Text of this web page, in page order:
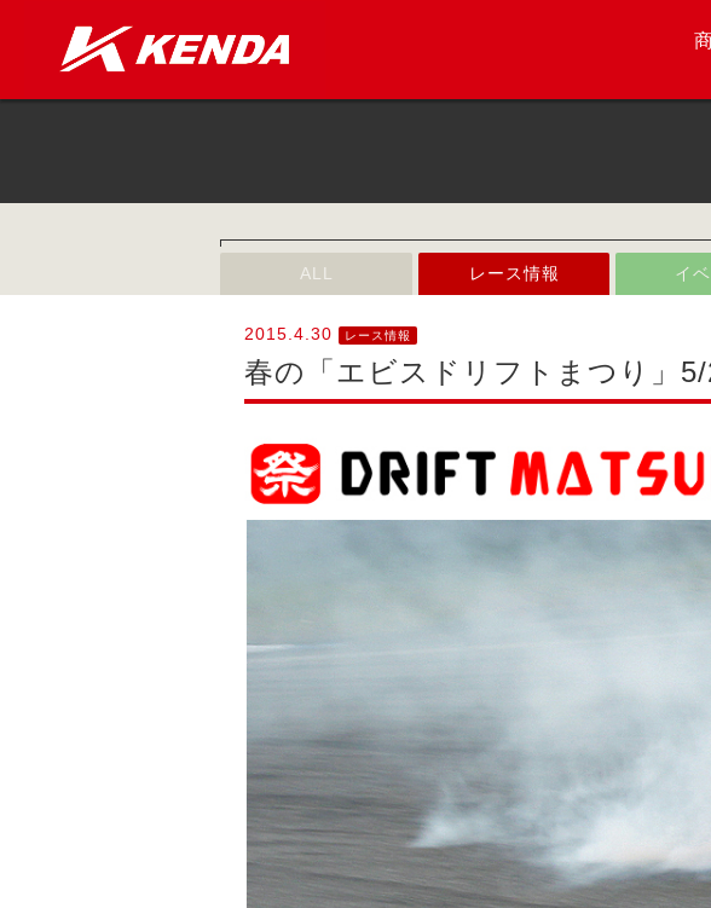
ALL レース情報 イ
2015.4.30 レース情報
春の「エビスドリフトまつり」5/